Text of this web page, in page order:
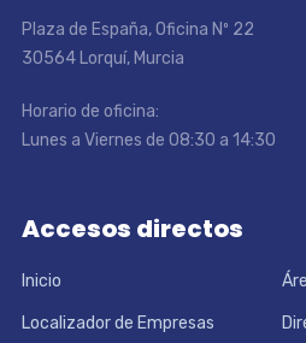
Plaza de España, Oficina Nº 22
30564 Lorquí, Murcia
Horario de oficina:
Lunes a Viernes de 08:30 a 14:30
Accesos directos
Inicio
Localizador de Empresas